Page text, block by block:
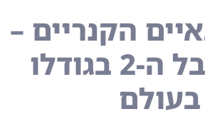
הקנריים –
הפסטיבל ה-2 בגודלו
בעולם